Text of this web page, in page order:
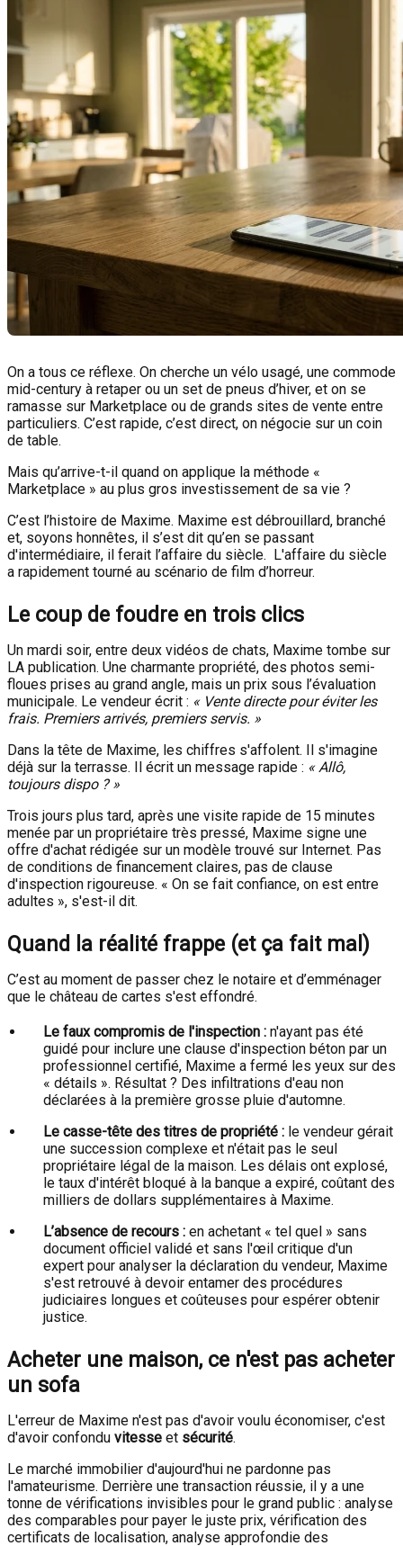
On a tous ce réflexe. On cherche un vélo usagé, une commode
mid-century à retaper ou un set de pneus d’hiver, et on se
ramasse sur Marketplace ou de grands sites de vente entre
particuliers. C’est rapide, c’est direct, on négocie sur un coin
de table.
Mais qu’arrive-t-il quand on applique la méthode «
Marketplace » au plus gros investissement de sa vie ?
C’est l’histoire de Maxime. Maxime est débrouillard, branché
et, soyons honnêtes, il s’est dit qu’en se passant
d'intermédiaire, il ferait l’affaire du siècle. L'affaire du siècle
a rapidement tourné au scénario de film d’horreur.
Le coup de foudre en trois clics
Un mardi soir, entre deux vidéos de chats, Maxime tombe sur
LA publication. Une charmante propriété, des photos semi-
floues prises au grand angle, mais un prix sous l’évaluation
municipale. Le vendeur écrit : « Vente directe pour éviter les
frais. Premiers arrivés, premiers servis. »
Dans la tête de Maxime, les chiffres s'affolent. Il s'imagine
déjà sur la terrasse. Il écrit un message rapide : « Allô,
toujours dispo ? »
Trois jours plus tard, après une visite rapide de 15 minutes
menée par un propriétaire très pressé, Maxime signe une
offre d'achat rédigée sur un modèle trouvé sur Internet. Pas
de conditions de financement claires, pas de clause
d'inspection rigoureuse. « On se fait confiance, on est entre
adultes », s'est-il dit.
Quand la réalité frappe (et ça fait mal)
C’est au moment de passer chez le notaire et d’emménager
que le château de cartes s'est effondré.
Le faux compromis de l'inspection : n'ayant pas été
guidé pour inclure une clause d'inspection béton par un
professionnel certifié, Maxime a fermé les yeux sur des
« détails ». Résultat ? Des infiltrations d'eau non
déclarées à la première grosse pluie d'automne.
Le casse-tête des titres de propriété : le vendeur gérait
une succession complexe et n'était pas le seul
propriétaire légal de la maison. Les délais ont explosé,
le taux d'intérêt bloqué à la banque a expiré, coûtant des
milliers de dollars supplémentaires à Maxime.
L’absence de recours : en achetant « tel quel » sans
document officiel validé et sans l'œil critique d'un
expert pour analyser la déclaration du vendeur, Maxime
s'est retrouvé à devoir entamer des procédures
judiciaires longues et coûteuses pour espérer obtenir
justice.
Acheter une maison, ce n'est pas acheter
un sofa
L'erreur de Maxime n'est pas d'avoir voulu économiser, c'est
d'avoir confondu vitesse et sécurité.
Le marché immobilier d'aujourd'hui ne pardonne pas
l'amateurisme. Derrière une transaction réussie, il y a une
tonne de vérifications invisibles pour le grand public : analyse
des comparables pour payer le juste prix, vérification des
certificats de localisation, analyse approfondie des